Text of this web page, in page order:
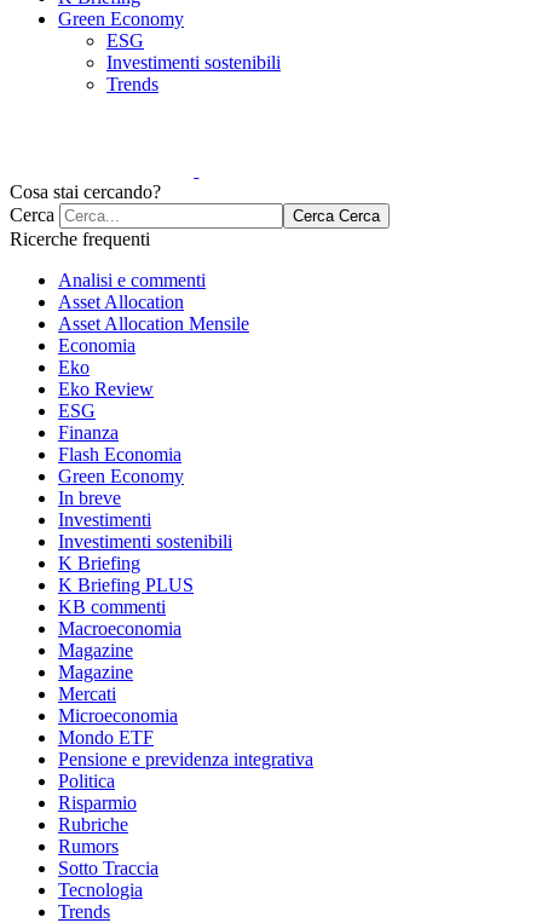
Green Economy
ESG
Investimenti sostenibili
Trends
Cosa stai cercando?
Cerca
Cerca Cerca
Ricerche frequenti
Analisi e commenti
Asset Allocation
Asset Allocation Mensile
Economia
Eko
Eko Review
ESG
Finanza
Flash Economia
Green Economy
In breve
Investimenti
Investimenti sostenibili
K Briefing
K Briefing PLUS
KB commenti
Macroeconomia
Magazine
Magazine
Mercati
Microeconomia
Mondo ETF
Pensione e previdenza integrativa
Politica
Risparmio
Rubriche
Rumors
Sotto Traccia
Tecnologia
Trends